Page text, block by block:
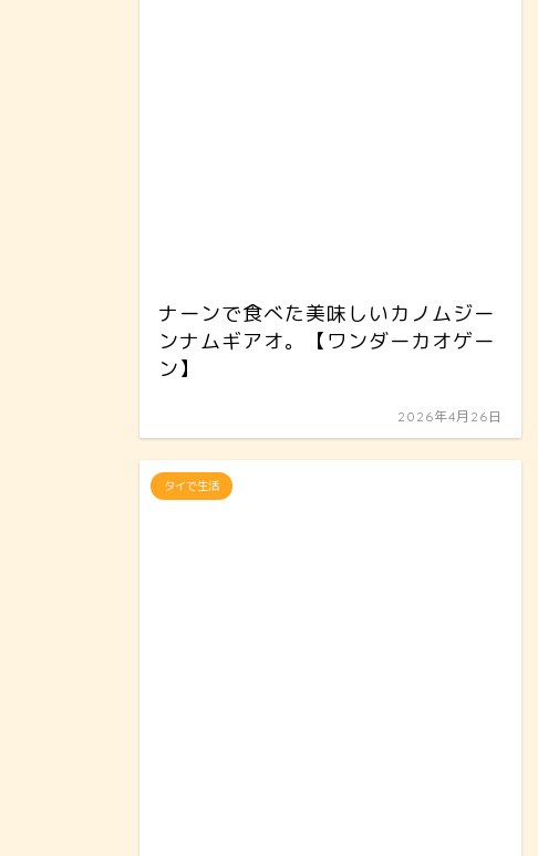
ナーンで食べた美味しいカノムジー
ンナムギアオ。【ワンダーカオゲー
ン】
2026年4月26日
タイで生活